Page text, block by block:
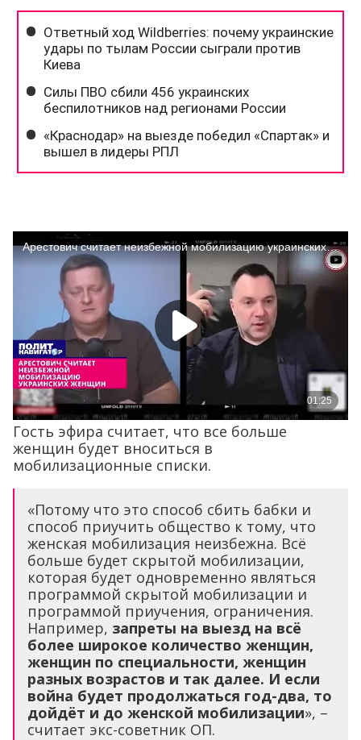
Гость эфира считает, что все больше
женщин будет вноситься в
мобилизационные списки.
«Потому что это способ сбить бабки и
способ приучить общество к тому, что
женская мобилизация неизбежна. Всё
больше будет скрытой мобилизации,
которая будет одновременно являться
программой скрытой мобилизации и
программой приучения, ограничения.
Например, запреты на выезд на всё
более широкое количество женщин,
женщин по специальности, женщин
разных возрастов и так далее. И если
война будет продолжаться год-два, то
дойдёт и до женской мобилизации», –
считает экс-советник ОП.